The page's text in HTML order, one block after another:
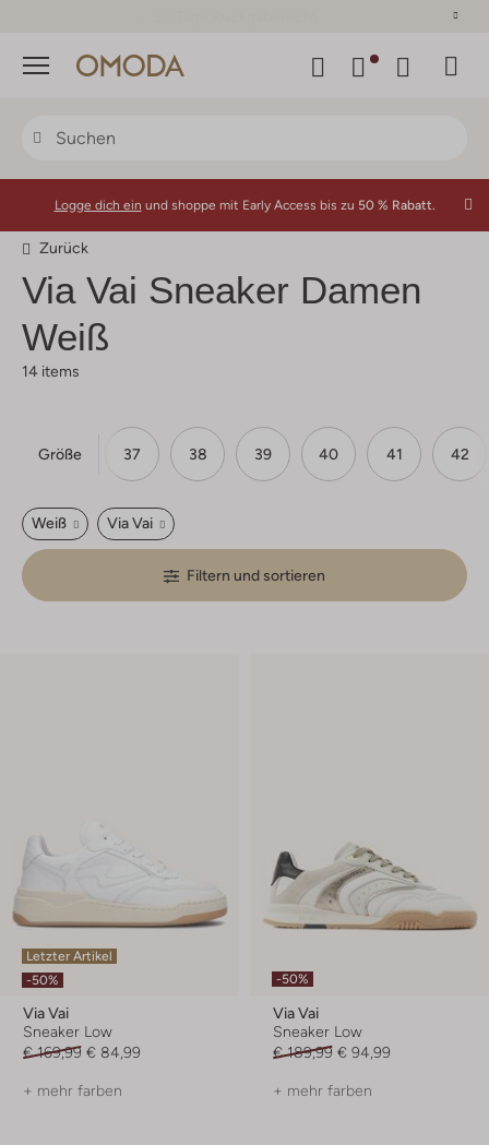
Menü
Logge dich ein und shoppe mit Early Access bis zu 50 % Rabatt.
Zurück
Via Vai Sneaker Damen
Weiß
14 items
Größe
36 37 38 39 40 41 42
Weiß Via Vai
Filtern und sortieren
Letzter Artikel
-50%
Via Vai
Sneaker Low
€ 169,99 € 84,99
+ mehr farben
-50%
Via Vai
Sneaker Low
€ 189,99 € 94,99
+ mehr farben